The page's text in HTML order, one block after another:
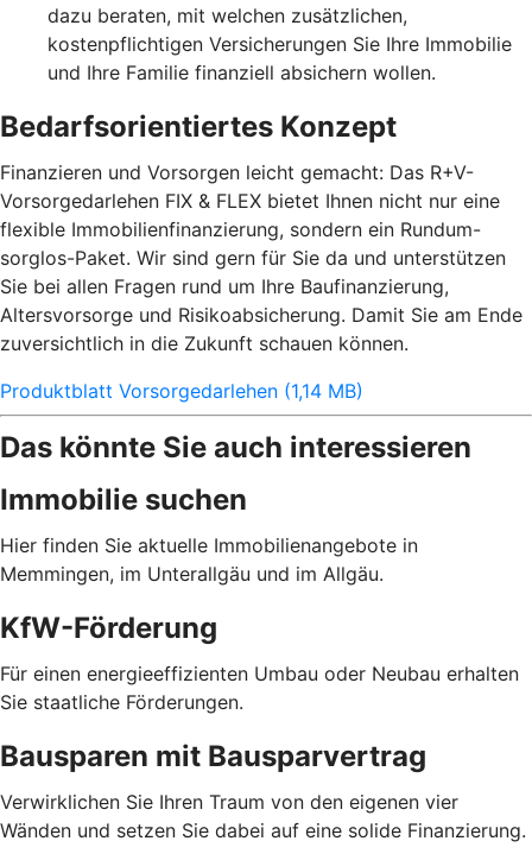
dazu beraten, mit welchen zusätzlichen,
kostenpflichtigen Versicherungen Sie Ihre Immobilie
und Ihre Familie finanziell absichern wollen.
Bedarfsorientiertes Konzept
Finanzieren und Vorsorgen leicht gemacht: Das R+V-
Vorsorgedarlehen FIX & FLEX bietet Ihnen nicht nur eine
flexible Immobilienfinanzierung, sondern ein Rundum-
sorglos-Paket. Wir sind gern für Sie da und unterstützen
Sie bei allen Fragen rund um Ihre Baufinanzierung,
Altersvorsorge und Risikoabsicherung. Damit Sie am Ende
zuversichtlich in die Zukunft schauen können.
Produktblatt Vorsorgedarlehen (1,14 MB)
Das könnte Sie auch interessieren
Immobilie suchen
Hier finden Sie aktuelle Immobilienangebote in
Memmingen, im Unterallgäu und im Allgäu.
KfW-Förderung
Für einen energieeffizienten Umbau oder Neubau erhalten
Sie staatliche Förderungen.
Bausparen mit Bausparvertrag
Verwirklichen Sie Ihren Traum von den eigenen vier
Wänden und setzen Sie dabei auf eine solide Finanzierung.